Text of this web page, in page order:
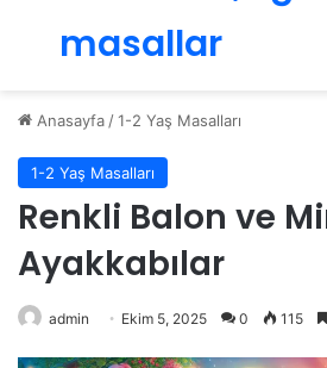
masallar
Anasayfa /1-2 Yaş Masalları
1-2 Yaş Masalları
Renkli Balon ve
Ayakkabılar
admin Ekim 5, 2025 0 115